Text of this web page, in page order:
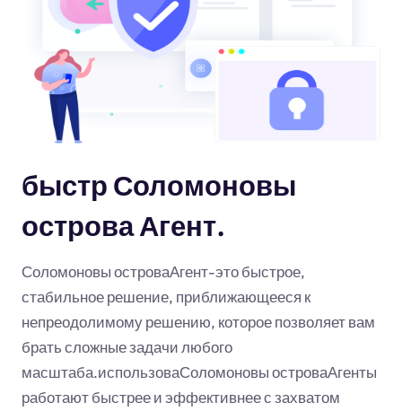
быстр Соломоновы
острова Агент.
Соломоновы островаАгент-это быстрое,
стабильное решение, приближающееся к
непреодолимому решению, которое позволяет вам
брать сложные задачи любого
масштаба.использоваСоломоновы островаАгенты
работают быстрее и эффективнее с захватом